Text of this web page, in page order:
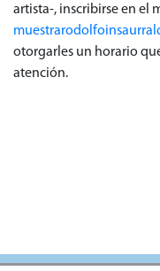
artista-, inscribirse en el
otorgarles un horario
atención.